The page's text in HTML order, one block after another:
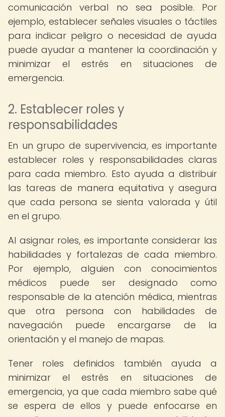
comunicación verbal no sea posible. Por
ejemplo, establecer señales visuales o táctiles
para indicar peligro o necesidad de ayuda
puede ayudar a mantener la coordinación y
minimizar el estrés en situaciones de
emergencia.
2. Establecer roles y
responsabilidades
En un grupo de supervivencia, es importante
establecer roles y responsabilidades claras
para cada miembro. Esto ayuda a distribuir
las tareas de manera equitativa y asegura
que cada persona se sienta valorada y útil
en el grupo.
Al asignar roles, es importante considerar las
habilidades y fortalezas de cada miembro.
Por ejemplo, alguien con conocimientos
médicos puede ser designado como
responsable de la atención médica, mientras
que otra persona con habilidades de
navegación puede encargarse de la
orientación y el manejo de mapas.
Tener roles definidos también ayuda a
minimizar el estrés en situaciones de
emergencia, ya que cada miembro sabe qué
se espera de ellos y puede enfocarse en